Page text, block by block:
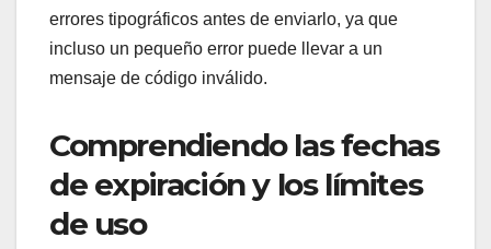
errores tipográficos antes de enviarlo, ya que
incluso un pequeño error puede llevar a un
mensaje de código inválido.
Comprendiendo las fechas
de expiración y los límites
de uso